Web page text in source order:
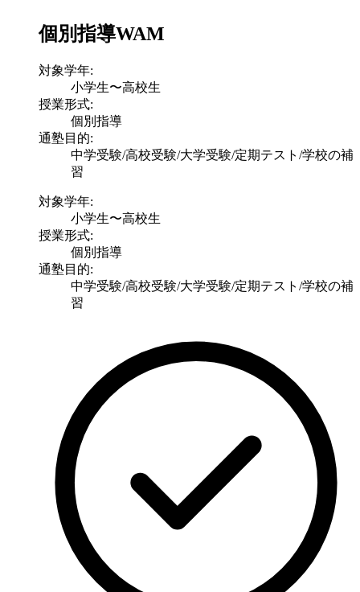
個別指導WAM
対象学年:
小学生〜高校生
授業形式:
個別指導
通塾目的:
中学受験/高校受験/大学受験/定期テスト/学校の補
習
対象学年:
小学生〜高校生
授業形式:
個別指導
通塾目的:
中学受験/高校受験/大学受験/定期テスト/学校の補
習